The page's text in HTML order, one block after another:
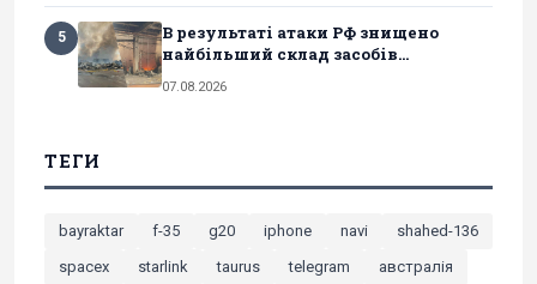
5
В результаті атаки РФ знищено
найбільший склад засобів...
07.08.2026
ТЕГИ
bayraktar f-35 g20 iphone navi
shahed-136
spacex
starlink taurus telegram
австралія